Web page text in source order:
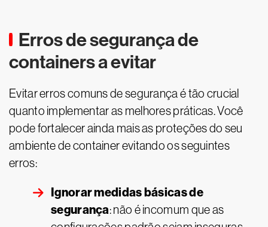
Erros de segurança de
containers a evitar
Evitar erros comuns de segurança é tão crucial
quanto implementar as melhores práticas. Você
pode fortalecer ainda mais as proteções do seu
ambiente de container evitando os seguintes
erros:
Ignorar medidas básicas de
segurança: não é incomum que as